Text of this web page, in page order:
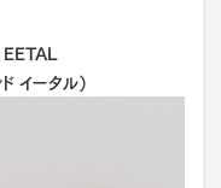
イータル）